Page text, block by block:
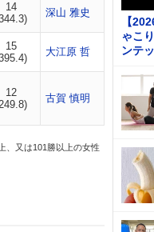
14
深山 雅史
15
大江原 哲
12
古賀 慎明
、又は101勝以上の女性
【
ゃこ
ンテ